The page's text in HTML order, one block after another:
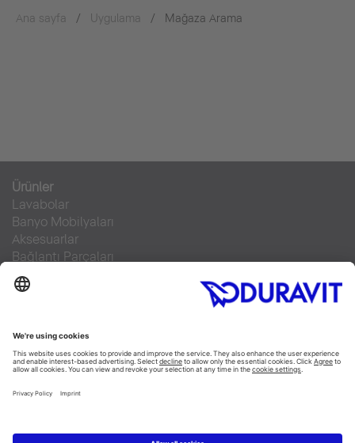
Ana sayfa Uygulama Mağaza Arama
Ürünler
Lavabolar
Banyo Mobilyaları
Aksesuarlar
Bağlantı Parçaları
Klozetler
Duş Tekneleri
Servis Hizmeti
Malzeme Bilgisi